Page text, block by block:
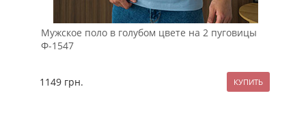
Мужское поло в голубом цвете на 2 пуговицы
Ф-1547
1149 грн.